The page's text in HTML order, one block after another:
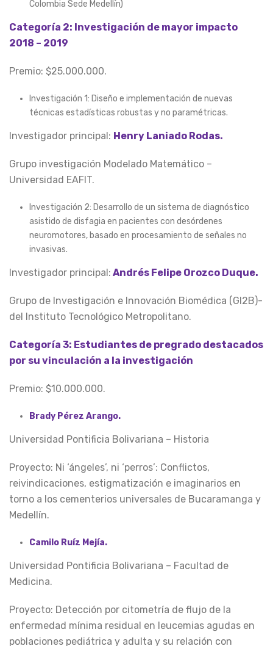
Colombia Sede Medellín)
Categoría 2: Investigación de mayor impacto
2018 – 2019
Premio: $25.000.000.
Investigación 1: Diseño e implementación de nuevas
técnicas estadísticas robustas y no paramétricas.
Investigador principal: Henry Laniado Rodas.
Grupo investigación Modelado Matemático –
Universidad EAFIT.
Investigación 2: Desarrollo de un sistema de diagnóstico
asistido de disfagia en pacientes con desórdenes
neuromotores, basado en procesamiento de señales no
invasivas.
Investigador principal: Andrés Felipe Orozco Duque.
Grupo de Investigación e Innovación Biomédica (GI2B)-
del Instituto Tecnológico Metropolitano.
Categoría 3: Estudiantes de pregrado destacados
por su vinculación a la investigación
Premio: $10.000.000.
Brady Pérez Arango.
Universidad Pontificia Bolivariana – Historia
Proyecto: Ni ‘ángeles’, ni ‘perros’: Conflictos,
reivindicaciones, estigmatización e imaginarios en
torno a los cementerios universales de Bucaramanga y
Medellín.
Camilo Ruíz Mejía.
Universidad Pontificia Bolivariana – Facultad de
Medicina.
Proyecto: Detección por citometría de flujo de la
enfermedad mínima residual en leucemias agudas en
poblaciones pediátrica y adulta y su relación con